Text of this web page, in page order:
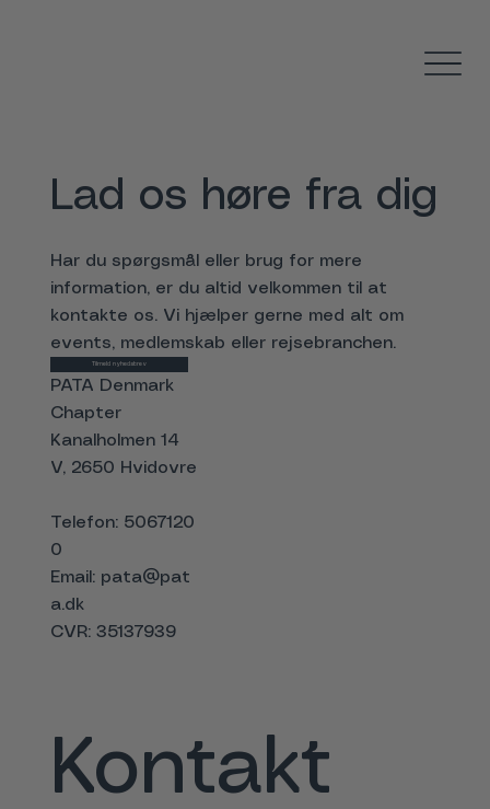
Lad os høre fra dig
Har du spørgsmål eller brug for mere
information, er du altid velkommen til at
kontakte os. Vi hjælper gerne med alt om
events, medlemskab eller rejsebranchen.
Tilmeld nyhedsbrev
PATA Denmark
Chapter
Kanalholmen 14
V, 2650 Hvidovre
Telefon: 5067120
0
Email: pata@pat
a.dk
CVR: 35137939
Kontakt